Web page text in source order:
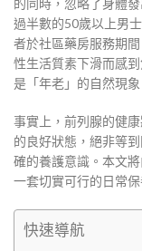
的同時，忽略了身體
過半數的50歲以上男
者於社區藥房服務期
性生活質素下滑而感
是「年老」的自然現
事實上，前列腺的健
的良好狀態，絕非等
確的養護意識。本文
一套切實可行的日常
快速導航